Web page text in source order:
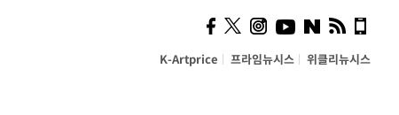
K-Artprice 프라임뉴시스 위클리뉴시스
사이 해답 찾았죠"…알을
깨고 나온 '초자아'